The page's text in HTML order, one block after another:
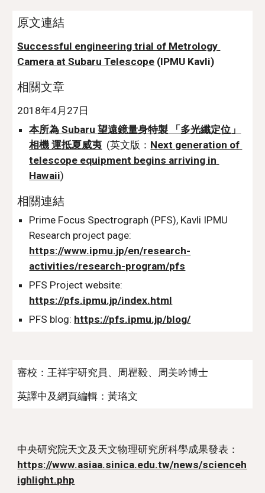
原文連結
Successful engineering trial of Metrology
Camera at Subaru Telescope (IPMU Kavli)
相關文章
2018年4月27日
本所為 Subaru 望遠鏡量身特製 「多光纖定位」
相機 運抵夏威夷
  (英文版：
Next generation of
telescope equipment begins arriving in
Hawaii)
相關連結
Prime Focus Spectrograph (PFS), Kavli IPMU
https://www.ipmu.jp/en/research-
activities/research-program/pfs
https://pfs.ipmu.jp/index.html
PFS blog: https://pfs.ipmu.jp/blog/
審校：王祥宇研究員、周瞿毅、周美吟博士
英譯中及網頁編輯：黃珞文
https://www.asiaa.sinica.edu.tw/news/scienceh
ighlight.php